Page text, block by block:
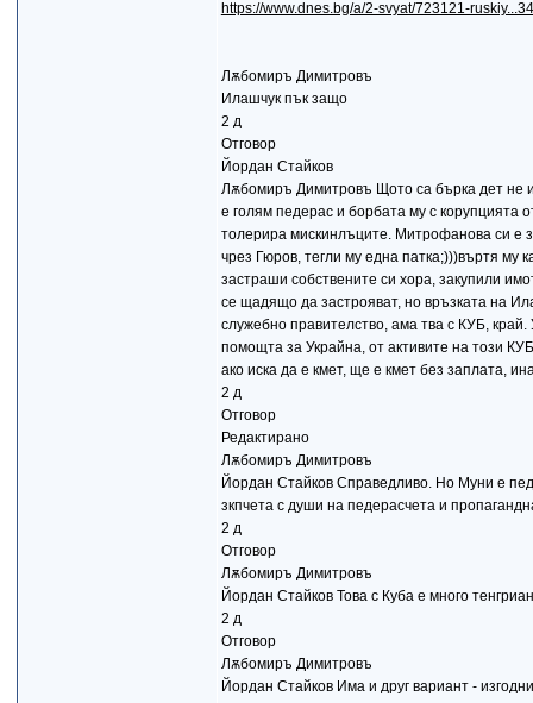
https://www.dnes.bg/a/2-svyat/723121-
Лѫбомиръ Димитровъ
Илашчук пък защо
2 д
Отговор
Йордан Стайков
Лѫбомиръ Димитровъ Щото са бърка дет не
е голям педерас и борбата му с корупцията
толерира мискинлъците. Митрофанова си е
чрез Гюров, тегли му една патка;)))въртя му
застраши собствените си хора, закупили
се щадящо да застрояват, но връзката на
служебно правителство, ама тва с КУБ, край.
помощта за Украйна, от активите на този
ако иска да е кмет, ще е кмет без заплата,
2 д
Отговор
Редактирано
Лѫбомиръ Димитровъ
Йордан Стайков Справедливо. Но Муни е
зкпчета с души на педерасчета и
2 д
Отговор
Лѫбомиръ Димитровъ
Йордан Стайков Това с Куба е много
2 д
Отговор
Лѫбомиръ Димитровъ
Йордан Стайков Има и друг вариант -